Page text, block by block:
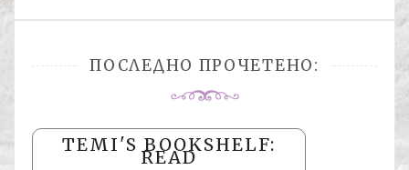
ПОСЛЕДНО ПРОЧЕТЕНО:
TEMI'S BOOKSHELF:
READ